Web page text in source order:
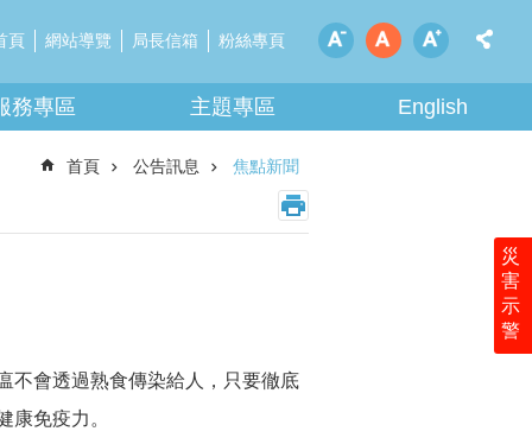
頁 網站導覽 局長信箱 粉絲專頁
災
害
示
警
務專區 主題專區 English
首頁 公告訊息 焦點新聞
不會透過熟食傳染給人，只要徹底
免疫力。